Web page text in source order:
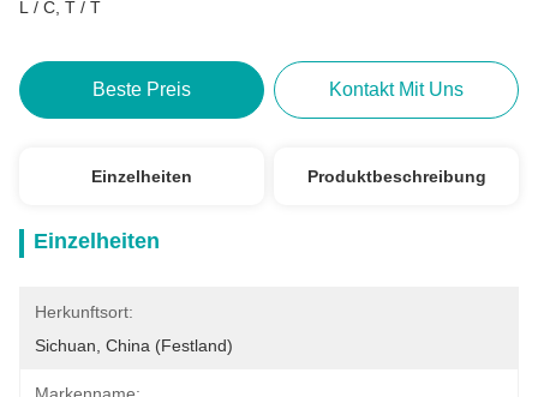
L / C, T / T
Beste Preis Kontakt Mit Uns
Einzelheiten Produktbeschreibung
Einzelheiten
Herkunftsort:
Sichuan, China (Festland)